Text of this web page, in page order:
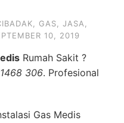
GAS JASA
10, 2019
Rumah Sakit ?
306. Profesional
Gas Medis